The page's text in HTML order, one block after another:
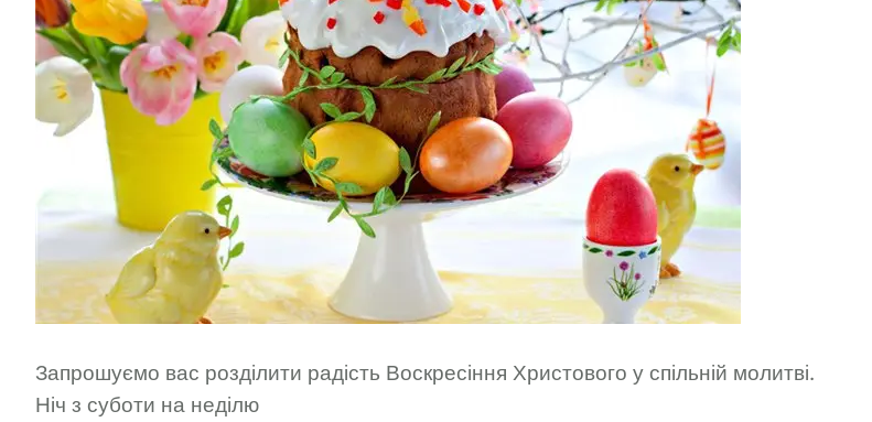
Запрошуємо вас розділити радість Воскресіння Христового у спільній молитві.
Ніч з суботи на неділю